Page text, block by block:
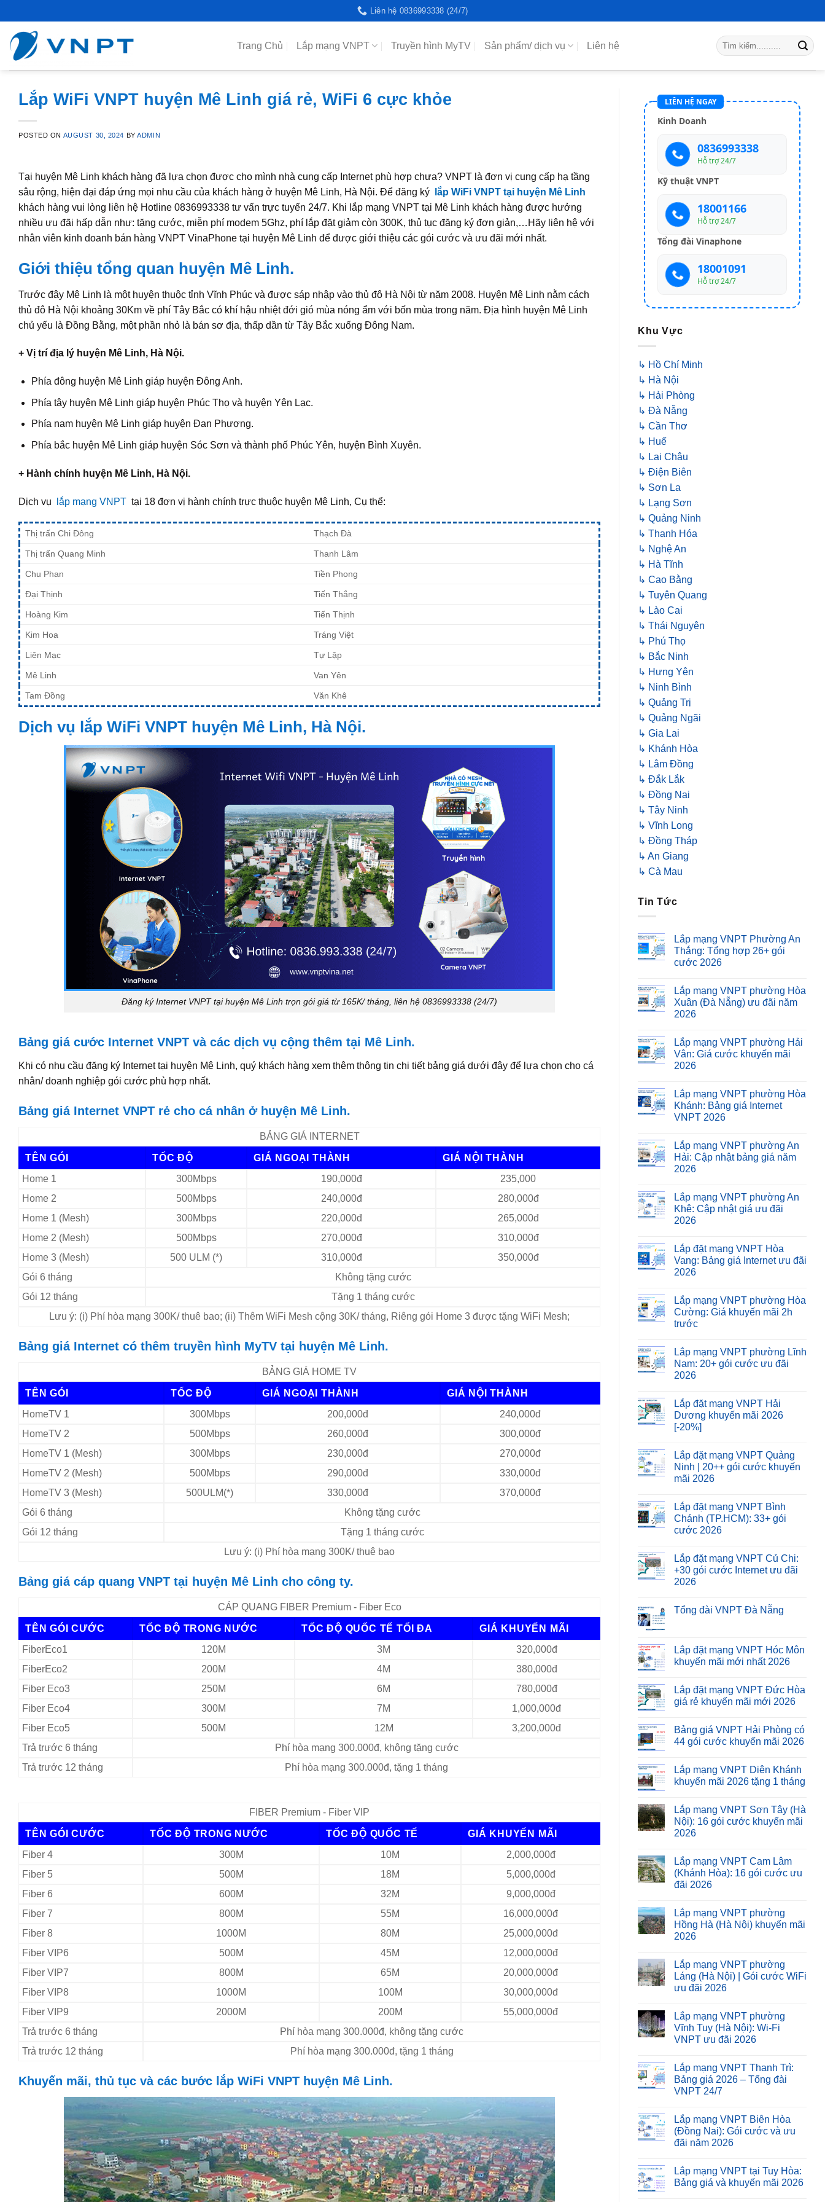
to
content
Liên hệ 0836993338 (24/7)
Trang Chủ Lắp mạng VNPT Truyền hình MyTV Sản phẩm/ dịch vụ Liên hệ
Lắp WiFi VNPT huyện Mê Linh giá rẻ, WiFi 6 cực khỏe
POSTED ON AUGUST 30, 2024 BYADMIN
Tại huyện Mê Linh khách hàng đã lựa chọn được cho mình nhà cung cấp Internet phù hợp chưa? VNPT là đơn vị cung cấp hạ tầng
sâu rộng, hiện đại đáp ứng mọi nhu cầu của khách hàng ở huyện Mê Linh, Hà Nội. Để đăng ký
lắp WiFi VNPT tại huyện Mê Linh
khách hàng vui lòng liên hệ Hotline 0836993338 tư vấn trực tuyến 24/7. Khi lắp mạng VNPT tại Mê Linh khách hàng được hưởng
nhiều ưu đãi hấp dẫn như: tặng cước, miễn phí modem 5Ghz, phí lắp đặt giảm còn 300K, thủ tục đăng ký đơn giản,…Hãy liên hệ với
nhân viên kinh doanh bán hàng VNPT VinaPhone tại huyện Mê Linh để được giới thiệu các gói cước và ưu đãi mới nhất.
Giới thiệu tổng quan huyện Mê Linh.
Trước đây Mê Linh là một huyện thuộc tỉnh Vĩnh Phúc và được sáp nhập vào thủ đô Hà Nội từ năm 2008. Huyện Mê Linh nằm cách
thủ đô Hà Nội khoảng 30Km về phí Tây Bắc có khí hậu nhiệt đới gió mùa nóng ẩm với bốn mùa trong năm. Địa hình huyện Mê Linh
chủ yếu là Đồng Bằng, một phần nhỏ là bán sơ địa, thấp dần từ Tây Bắc xuống Đông Nam.
+ Vị trí địa lý huyện Mê Linh, Hà Nội.
Phía đông huyện Mê Linh giáp huyện Đông Anh.
Phía tây huyện Mê Linh giáp huyện Phúc Thọ và huyện Yên Lạc.
Phía nam huyện Mê Linh giáp huyện Đan Phượng.
Phía bắc huyện Mê Linh giáp huyện Sóc Sơn và thành phố Phúc Yên, huyện Bình Xuyên.
+ Hành chính huyện Mê Linh, Hà Nội.
Dịch vụ lắp mạng VNPT tại 18 đơn vị hành chính trực thuộc huyện Mê Linh, Cụ thể:
Thị trấn Chi Đông Thạch Đà
Thị trấn Quang Minh Thanh Lâm
Chu Phan Tiền Phong
Đại Thịnh Tiến Thắng
Hoàng Kim Tiến Thịnh
Kim Hoa Tráng Việt
Liên Mạc Tự Lập
Mê Linh Van Yên
Tam Đồng Văn Khê
Dịch vụ lắp WiFi VNPT huyện Mê Linh, Hà Nội.
Đăng ký Internet VNPT tại huyện Mê Linh trọn gói giá từ 165K/ tháng, liên hệ 0836993338 (24/7)
Bảng giá cước Internet VNPT và các dịch vụ cộng thêm tại Mê Linh.
Khi có nhu cầu đăng ký Internet tại huyện Mê Linh, quý khách hàng xem thêm thông tin chi tiết bảng giá dưới đây để lựa chọn cho cá
nhân/ doanh nghiệp gói cước phù hợp nhất.
Bảng giá Internet VNPT rẻ cho cá nhân ở huyện Mê Linh.
BẢNG GIÁ INTERNET
TÊN GÓI TỐC ĐỘ GIÁ NGOẠI THÀNH
GIÁ NỘI THÀNH
Home 1
300Mbps 190,000đ
235,000
Home 2
500Mbps 240,000đ
280,000đ
Home 1 (Mesh)
300Mbps 220,000đ
265,000đ
Home 2 (Mesh)
500Mbps 270,000đ
310,000đ
Home 3 (Mesh)
500 ULM (*) 310,000đ
350,000đ
Gói 6 tháng
Không tặng cước
Gói 12 tháng
Tặng 1 tháng cước
Lưu ý: (i) Phí hòa mạng 300K/ thuê bao; (ii) Thêm WiFi Mesh cộng 30K/ tháng, Riêng gói Home 3 được tặng WiFi Mesh;
Bảng giá Internet có thêm truyền hình MyTV tại huyện Mê Linh.
BẢNG GIÁ HOME TV
TÊN GÓI TỐC ĐỘ GIÁ NGOẠI THÀNH
GIÁ NỘI THÀNH
HomeTV 1
300Mbps 200,000đ
240,000đ
HomeTV 2
500Mbps 260,000đ
300,000đ
HomeTV 1 (Mesh)
300Mbps 230,000đ
270,000đ
HomeTV 2 (Mesh)
500Mbps 290,000đ
330,000đ
HomeTV 3 (Mesh)
500ULM(*) 330,000đ
370,000đ
Gói 6 tháng
Không tặng cước
Gói 12 tháng
Tặng 1 tháng cước
Lưu ý: (i) Phí hòa mạng 300K/ thuê bao
Bảng giá cáp quang VNPT tại huyện Mê Linh cho công ty.
CÁP QUANG FIBER Premium - Fiber Eco
TÊN GÓI CƯỚC TỐC ĐỘ TRONG NƯỚC TỐC ĐỘ QUỐC TẾ TỐI ĐA
GIÁ KHUYẾN MÃI
FiberEco1
120M 3M
320,000đ
FiberEco2
200M 4M
380,000đ
Fiber Eco3
250M 6M
780,000đ
Fiber Eco4
300M 7M
1,000,000đ
Fiber Eco5
500M 12M
3,200,000đ
Trả trước 6 tháng
Phí hòa mạng 300.000đ, không tặng cước
Trả trước 12 tháng
Phí hòa mạng 300.000đ, tặng 1 tháng
FIBER Premium - Fiber VIP
TÊN GÓI CƯỚC TỐC ĐỘ TRONG NƯỚC TỐC ĐỘ QUỐC TẾ
GIÁ KHUYẾN MÃI
Fiber 4
300M 10M
2,000,000đ
Fiber 5
500M 18M
5,000,000đ
Fiber 6
600M 32M
9,000,000đ
Fiber 7
800M 55M
16,000,000đ
Fiber 8
1000M 80M
25,000,000đ
Fiber VIP6
500M 45M
12,000,000đ
Fiber VIP7
800M 65M
20,000,000đ
Fiber VIP8
1000M 100M
30,000,000đ
Fiber VIP9
2000M 200M
55,000,000đ
Trả trước 6 tháng
Phí hòa mạng 300.000đ, không tặng cước
Trả trước 12 tháng
Phí hòa mạng 300.000đ, tặng 1 tháng
Khuyến mãi, thủ tục và các bước lắp WiFi VNPT huyện Mê Linh.
LIÊN HỆ NGAY
Kinh Doanh
0836993338
Hỗ trợ 24/7
Kỹ thuật VNPT
18001166
Hỗ trợ 24/7
Tổng đài Vinaphone
18001091
Hỗ trợ 24/7
Khu Vực
↳ Hồ Chí Minh
↳ Hà Nội
↳ Hải Phòng
↳ Đà Nẵng
↳ Cần Thơ
↳ Huế
↳ Lai Châu
↳ Điện Biên
↳ Sơn La
↳ Lạng Sơn
↳ Quảng Ninh
↳ Thanh Hóa
↳ Nghệ An
↳ Hà Tĩnh
↳ Cao Bằng
↳ Tuyên Quang
↳ Lào Cai
↳ Thái Nguyên
↳ Phú Thọ
↳ Bắc Ninh
↳ Hưng Yên
↳ Ninh Bình
↳ Quảng Trị
↳ Quảng Ngãi
↳ Gia Lai
↳ Khánh Hòa
↳ Lâm Đồng
↳ Đắk Lắk
↳ Đồng Nai
↳ Tây Ninh
↳ Vĩnh Long
↳ Đồng Tháp
↳ An Giang
↳ Cà Mau
Tin Tức
Lắp mạng VNPT Phường An
Thắng: Tổng hợp 26+ gói
cước 2026
Lắp mạng VNPT phường Hòa
Xuân (Đà Nẵng) ưu đãi năm
2026
Lắp mạng VNPT phường Hải
Vân: Giá cước khuyến mãi
2026
Lắp mạng VNPT phường Hòa
Khánh: Bảng giá Internet
VNPT 2026
Lắp mạng VNPT phường An
Hải: Cập nhật bảng giá năm
2026
Lắp mạng VNPT phường An
Khê: Cập nhật giá ưu đãi
2026
Lắp đặt mạng VNPT Hòa
Vang: Bảng giá Internet ưu đãi
2026
Lắp mạng VNPT phường Hòa
Cường: Giá khuyến mãi 2h
trước
Lắp mạng VNPT phường Lĩnh
Nam: 20+ gói cước ưu đãi
2026
Lắp đặt mạng VNPT Hải
Dương khuyến mãi 2026
[-20%]
Lắp đặt mạng VNPT Quảng
Ninh | 20++ gói cước khuyến
mãi 2026
Lắp đặt mạng VNPT Bình
Chánh (TP.HCM): 33+ gói
cước 2026
Lắp đặt mạng VNPT Củ Chi:
+30 gói cước Internet ưu đãi
2026
Tổng đài VNPT Đà Nẵng
Lắp đặt mạng VNPT Hóc Môn
khuyến mãi mới nhất 2026
Lắp đặt mạng VNPT Đức Hòa
giá rẻ khuyến mãi mới 2026
Bảng giá VNPT Hải Phòng có
44 gói cước khuyến mãi 2026
Lắp mạng VNPT Diên Khánh
khuyến mãi 2026 tặng 1 tháng
Lắp mạng VNPT Sơn Tây (Hà
Nội): 16 gói cước khuyến mãi
2026
Lắp mạng VNPT Cam Lâm
(Khánh Hòa): 16 gói cước ưu
đãi 2026
Lắp mạng VNPT phường
Hồng Hà (Hà Nội) khuyến mãi
2026
Lắp mạng VNPT phường
Láng (Hà Nội) | Gói cước WiFi
ưu đãi 2026
Lắp mạng VNPT phường
Vĩnh Tuy (Hà Nội): Wi-Fi
VNPT ưu đãi 2026
Lắp mạng VNPT Thanh Trì:
Bảng giá 2026 – Tổng đài
VNPT 24/7
Lắp mạng VNPT Biên Hòa
(Đồng Nai): Gói cước và ưu
đãi năm 2026
Lắp mạng VNPT tại Tuy Hòa:
Bảng giá và khuyến mãi 2026